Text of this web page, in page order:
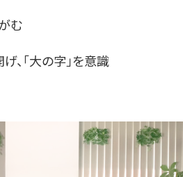
む
、「大の字」を意識